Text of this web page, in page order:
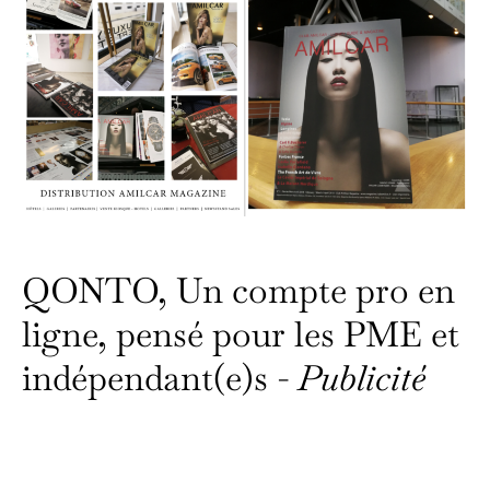
QONTO, Un compte pro en
ligne, pensé pour les PME et
indépendant(e)s -Publicité